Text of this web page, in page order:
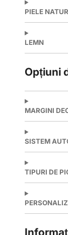
PIELE
LEMN
Opțiuni
MARGINI
SISTEM
TIPURI DE